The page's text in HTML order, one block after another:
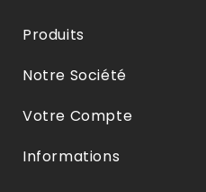
Produits
Notre Société
Votre Compte
Informations